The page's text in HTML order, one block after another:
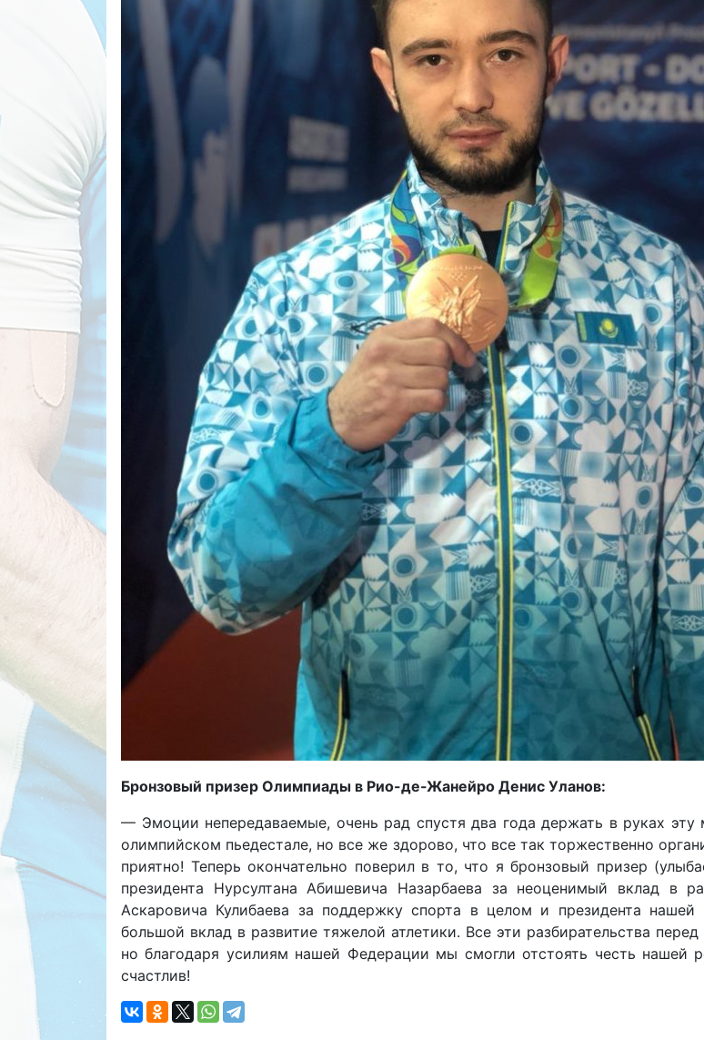
Бронзовый призер Олимпиады в Рио-де-Жанейро Денис Уланов:
— Эмоции непередаваемые, очень рад спустя два года держать в руках
олимпийском пьедестале, но все же здорово, что все так торжественно
приятно! Теперь окончательно поверил в то, что я бронзовый призер
президента Нурсултана Абишевича Назарбаева за неоценимый вклад в
Аскаровича Кулибаева за поддержку спорта в целом и президента
большой вклад в развитие тяжелой атлетики. Все эти разбирательства
но благодаря усилиям нашей Федерации мы смогли отстоять честь нашей
счастлив!